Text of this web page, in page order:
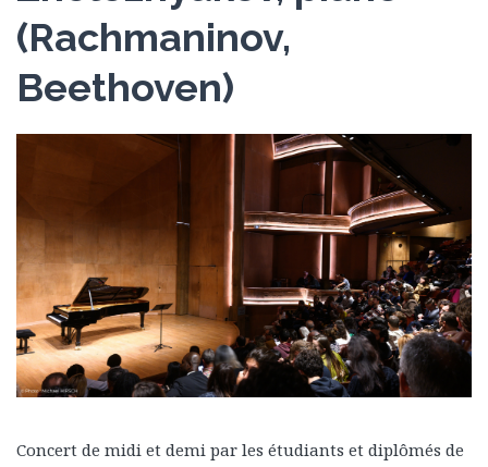
(Rachmaninov,
Beethoven)
Concert de midi et demi par les étudiants et diplômés de